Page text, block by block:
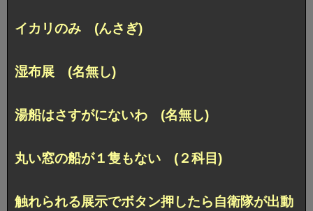
イカリのみ (んさぎ)
湿布展 (名無し)
湯船はさすがにないわ (名無し)
丸い窓の船が１隻もない (２科目)
触れられる展示でボタン押したら自衛隊が出動